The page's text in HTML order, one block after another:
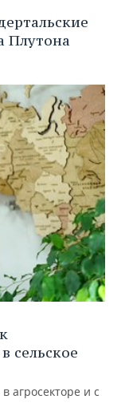
Плутона
сельское
агросекторе и с